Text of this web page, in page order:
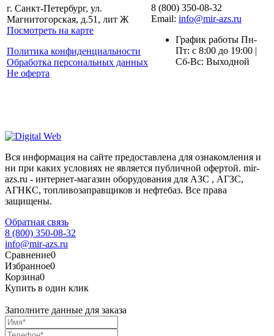
г. Санкт-Петербург, ул.
Магнитогорская, д.51, лит Ж
Посмотреть на карте
Политика конфиденциальности
Обработка персональных данных
Не оферта
8 (800) 350-08-32
Email: info@mir-azs.ru
График работы Пн-
Пт: с 8:00 до 19:00 |
Сб-Вс: Выходной
Вся информация на сайте предоставлена для ознакомления и
ни при каких условиях не является публичной офертой. mir-
azs.ru - интернет-магазин оборудования для АЗС , АГЗС,
АГНКС, топливозаправщиков и нефтебаз. Все права
защищены.
Обратная связь
8 (800) 350-08-32
info@mir-azs.ru
Сравнение0
Избранное0
Корзина0
Купить в один клик
Заполните данные для заказа